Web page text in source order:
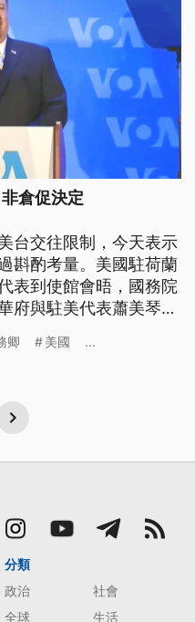
倉促決定
台交往限制，今天表示
斟酌考量。美國駐荷蘭
表到使館會晤，國務院
府與駐美代表蕭美琴見
展。龐佩奧11日接受訪
奧
卿 美國 ...
分類
政治
社會
全球
生活